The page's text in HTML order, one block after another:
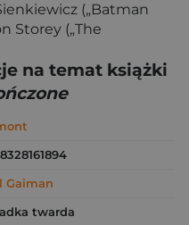
(„Batman
Storey („The
na temat książki
Gaiman
twarda